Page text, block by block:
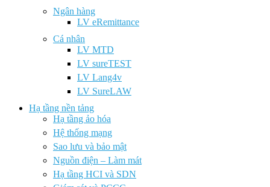
Ngân hàng
LV eRemittance
Cá nhân
LV MTD
LV sureTEST
LV Lang4v
LV SureLAW
Hạ tầng nền tảng
Hạ tầng ảo hóa
Hệ thống mạng
Sao lưu và bảo mật
Nguồn điện – Làm mát
Hạ tầng HCI và SDN